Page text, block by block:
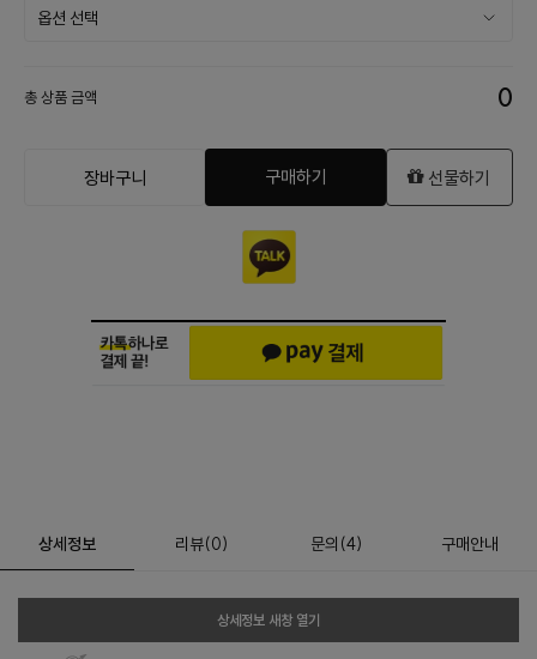
총 상품 금액 0
장바구니 구매하기 선물하기
상세정보 리뷰(0) 문의 (4) 구매안내
상세정보 새창 열기